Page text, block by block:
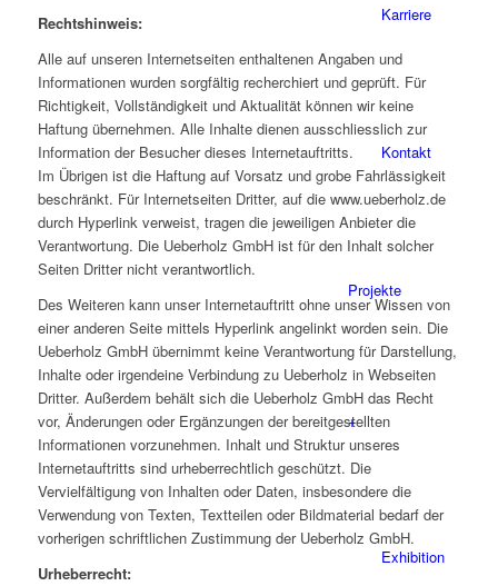
Karriere
Kontakt
Projekte
+
Exhibition
Rechtshinweis:
Alle auf unseren Internetseiten enthaltenen Angaben und
Informationen wurden sorgfältig recherchiert und geprüft. Für
Richtigkeit, Vollständigkeit und Aktualität können wir keine
Haftung übernehmen. Alle Inhalte dienen ausschliesslich zur
Information der Besucher dieses Internetauftritts.
Im Übrigen ist die Haftung auf Vorsatz und grobe Fahrlässigkeit
beschränkt. Für Internetseiten Dritter, auf die www.ueberholz.de
durch Hyperlink verweist, tragen die jeweiligen Anbieter die
Verantwortung. Die Ueberholz GmbH ist für den Inhalt solcher
Seiten Dritter nicht verantwortlich.
Des Weiteren kann unser Internetauftritt ohne unser Wissen von
einer anderen Seite mittels Hyperlink angelinkt worden sein. Die
Ueberholz GmbH übernimmt keine Verantwortung für Darstellung,
Inhalte oder irgendeine Verbindung zu Ueberholz in Webseiten
Dritter. Außerdem behält sich die Ueberholz GmbH das Recht
vor, Änderungen oder Ergänzungen der bereitgestellten
Informationen vorzunehmen. Inhalt und Struktur unseres
Internetauftritts sind urheberrechtlich geschützt. Die
Vervielfältigung von Inhalten oder Daten, insbesondere die
Verwendung von Texten, Textteilen oder Bildmaterial bedarf der
vorherigen schriftlichen Zustimmung der Ueberholz GmbH.
Urheberrecht: